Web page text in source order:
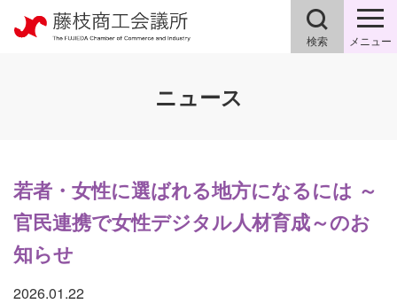
検索 メニュー
ニュース
若者・女性に選ばれる地方になるには ～
官民連携で女性デジタル人材育成～のお
知らせ
2026.01.22